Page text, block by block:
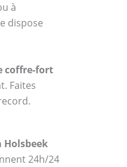
à
dispose
coffre-fort
Faites
24h/24